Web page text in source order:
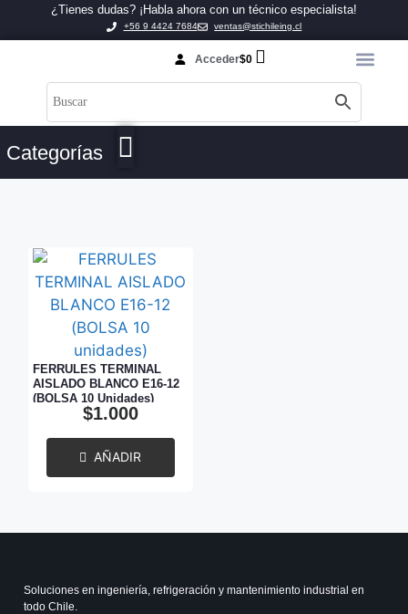
¿Tienes dudas? ¡Habla ahora con un técnico especialista!
+56 9 4424 7684 ventas@stichileing.cl
Acceder$0
Categorías
FERRULES TERMINAL
AISLADO BLANCO E16-12
(BOLSA 10 Unidades)
$1.000
AÑADIR
Soluciones en ingeniería, refrigeración y mantenimiento industrial en
todo Chile.